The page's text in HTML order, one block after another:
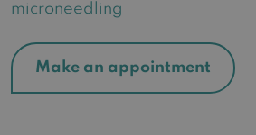
microneedling
Make an appointment